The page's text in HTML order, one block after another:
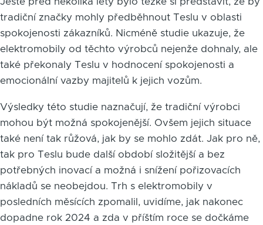
tradiční značky mohly předběhnout Teslu v oblasti
spokojenosti zákazníků. Nicméně studie ukazuje, že
elektromobily od těchto výrobců nejenže dohnaly, ale
také překonaly Teslu v hodnocení spokojenosti a
emocionální vazby majitelů k jejich vozům.
Výsledky této studie naznačují, že tradiční výrobci
mohou být možná spokojenější. Ovšem jejich situace
také není tak růžová, jak by se mohlo zdát. Jak pro ně,
tak pro Teslu bude další období složitější a bez
potřebných inovací a možná i snížení pořizovacích
nákladů se neobejdou. Trh s elektromobily v
posledních měsících zpomalil, uvidíme, jak nakonec
dopadne rok 2024 a zda v příštím roce se dočkáme